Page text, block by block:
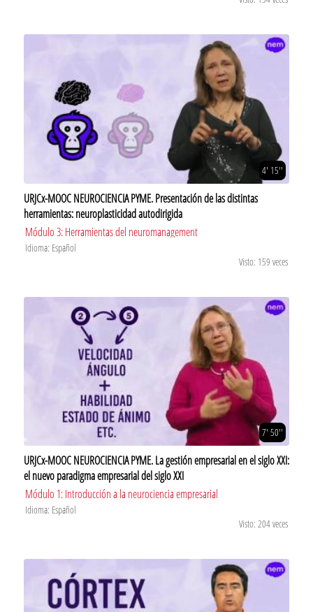
4' 15''
URJCx-MOOC NEUROCIENCIA PYME. Presentación de las distintas
herramientas: neuroplasticidad autodirigida
Módulo 3: Herramientas del neuromanagement
Idioma: Español
Visto: 159 veces
7' 50''
URJCx-MOOC NEUROCIENCIA PYME. La gestión empresarial en el siglo XXI:
el nuevo paradigma empresarial del siglo XXI
Módulo 1: Introducción a la neurociencia empresarial
Idioma: Español
Visto: 204 veces